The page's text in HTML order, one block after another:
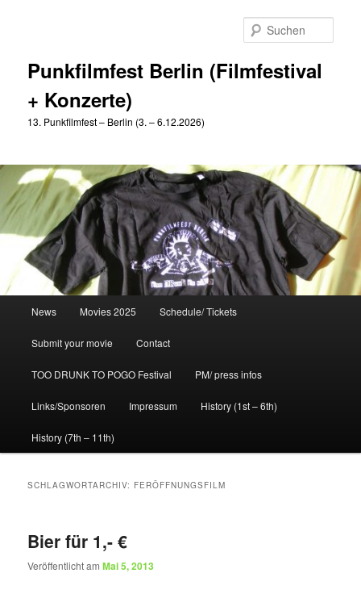
Punkfilmfest Berlin (Filmfestival
+ Konzerte)
13. Punkfilmfest – Berlin (3. – 6.12.2026)
News Movies 2025 Schedule/ Tickets
Submit your movie Contact
TOO DRUNK TO POGO Festival PM/ press infos
Links/Sponsoren Impressum History (1st – 6th)
History (7th – 11th)
SCHLAGWORTARCHIV: FERÖFFNUNGSFILM
Bier für 1,- €
Veröffentlicht amMai 5, 2013